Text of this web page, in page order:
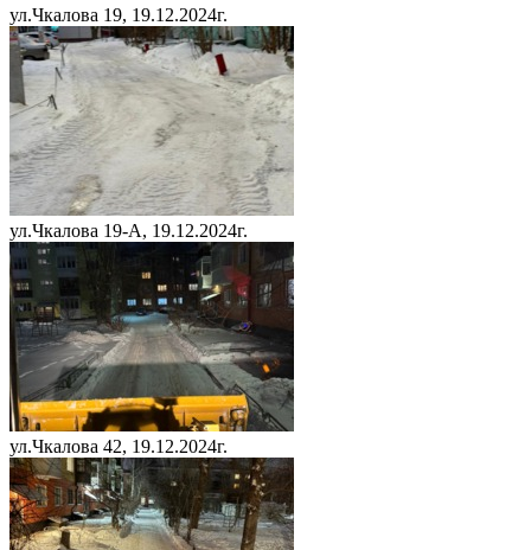
ул.Чкалова 19, 19.12.2024г.
ул.Чкалова 19-А, 19.12.2024г.
ул.Чкалова 42, 19.12.2024г.